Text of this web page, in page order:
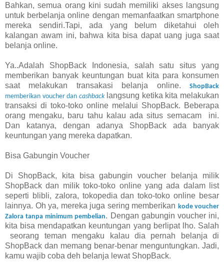
Bahkan, semua orang kini sudah memiliki akses langsung
untuk berbelanja online dengan memanfaatkan smartphone
mereka sendiri.Tapi, ada yang belum diketahui oleh
kalangan awam ini, bahwa kita bisa dapat uang juga saat
belanja online.
Ya..Adalah ShopBack Indonesia, salah satu situs yang
memberikan banyak keuntungan buat kita para konsumen
saat melakukan transakasi belanja online. ShopBack
memberikan voucher dan cashbacklangsung ketika kita melakukan
transaksi di toko-toko online melalui ShopBack. Beberapa
orang mengaku, baru tahu kalau ada situs semacam ini.
Dan katanya, dengan adanya ShopBack ada banyak
keuntungan yang mereka dapatkan.
Bisa Gabungin Voucher
Di ShopBack, kita bisa gabungin voucher belanja milik
ShopBack dan milik toko-toko online yang ada dalam list
seperti blibli, zalora, tokopedia dan toko-toko online besar
lainnya. Oh ya, mereka juga sering memberikan kode voucher
Zalora tanpa minimum pembelian. Dengan gabungin voucher ini,
kita bisa mendapatkan keuntungan yang berlipat lho. Salah
seorang teman mengaku kalau dia pernah belanja di
ShopBack dan memang benar-benar menguntungkan. Jadi,
kamu wajib coba deh belanja lewat ShopBack.